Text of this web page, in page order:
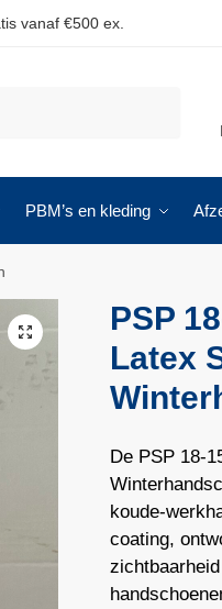
vanaf €500 ex.
PBM’s en kleding
🔍
PSP
Latex
De PSP
coating,